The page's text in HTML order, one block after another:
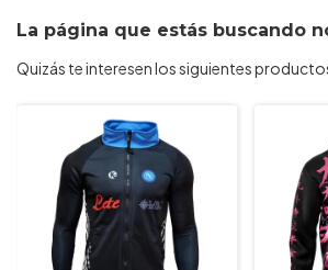
La página que estás buscando
Quizás te interesen los siguientes